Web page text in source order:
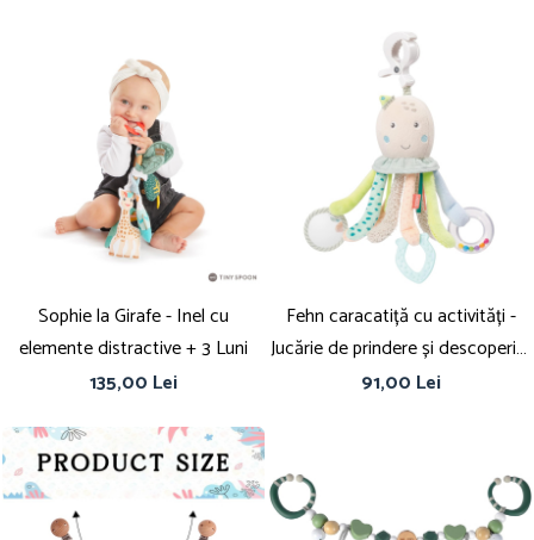
Sophie la Girafe - Inel cu
elemente distractive + 3 Luni
135,00 Lei
Fehn caracatiță cu activități -
Jucărie de prindere și descoperire
pentru bebeluși și copii mici de la
91,00 Lei